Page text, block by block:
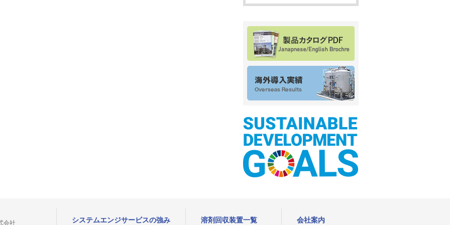
会社 会社案内
溶剤回収装置一覧
システムエンジサービスの強み